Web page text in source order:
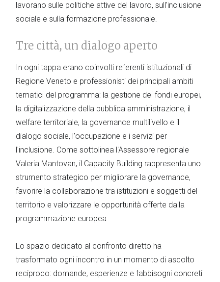
lavorano sulle politiche attive del lavoro, sull'inclusione
sociale e sulla formazione professionale.
Tre città, un dialogo aperto
In ogni tappa erano coinvolti referenti istituzionali di
Regione Veneto e professionisti dei principali ambiti
tematici del programma: la gestione dei fondi europei,
la digitalizzazione della pubblica amministrazione, il
welfare territoriale, la governance multilivello e il
dialogo sociale, l'occupazione e i servizi per
l'inclusione. Come sottolinea l'Assessore regionale
Valeria Mantovan, il Capacity Building rappresenta uno
strumento strategico per migliorare la governance,
favorire la collaborazione tra istituzioni e soggetti del
territorio e valorizzare le opportunità offerte dalla
programmazione europea
Lo spazio dedicato al confronto diretto ha
trasformato ogni incontro in un momento di ascolto
reciproco: domande, esperienze e fabbisogni concreti